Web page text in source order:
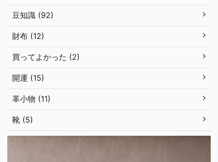
豆知識 (92)
財布 (12)
買ってよかった (2)
開運 (15)
革小物 (11)
靴 (5)